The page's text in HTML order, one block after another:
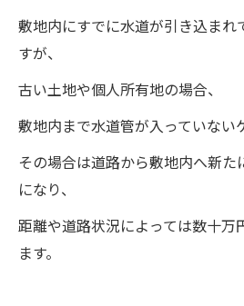
敷地内にすでに水道が引き込まれ
すが、
古い土地や個人所有地の場合、
敷地内まで水道管が入っていない
その場合は道路から敷地内へ新た
になり、
距離や道路状況によっては数十万
ます。